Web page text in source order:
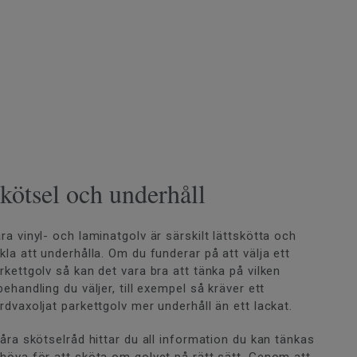
och underhåll
vinyl- och laminatgolv är särskilt lättskötta och
att underhålla. Om du funderar på att välja ett
så kan det vara bra att tänka på vilken
du väljer, till exempel så kräver ett
parkettgolv mer underhåll än ett lackat.
skötselråd hittar du all information du kan tänkas